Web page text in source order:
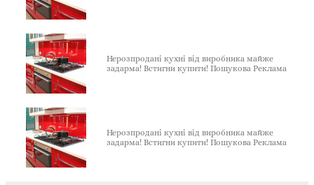
Нерозпродані кухні від виробника майже
задарма! Встигни купити! Пошукова Реклама
Нерозпродані кухні від виробника майже
задарма! Встигни купити! Пошукова Реклама